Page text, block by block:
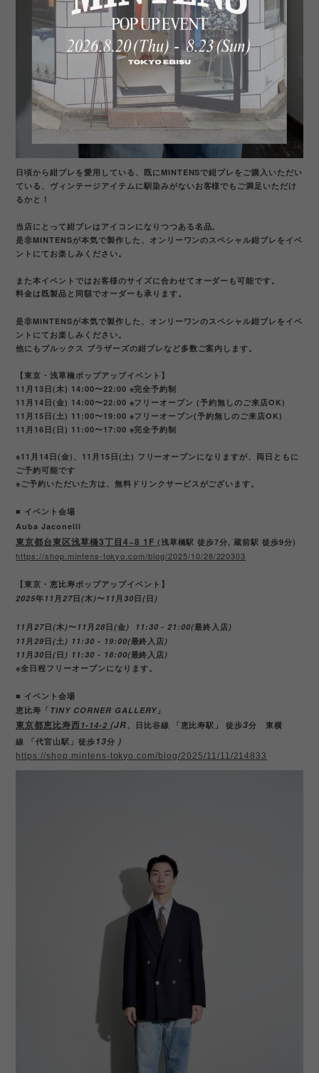
日頃から紺ブレを愛用している、既にMINTENSで紺ブレをご購入いただい
ている、ヴィンテージアイテムに馴染みがないお客様でもご満足いただけ
るかと！
当店にとって紺ブレはアイコンになりつつある名品。
是非MINTENSが本気で製作した、オンリーワンのスペシャル紺ブレをイベ
ントにてお楽しみください。
また本イベントではお客様のサイズに合わせてオーダーも可能です。
料金は既製品と同額でオーダーも承ります。
是非MINTENSが本気で製作した、オンリーワンのスペシャル紺ブレをイベ
ントにてお楽しみください。
他にもブルックス ブラザーズの紺ブレなど多数ご案内します。
【東京・浅草橋ポップアップイベント】
11月13日(木) 14:00〜22:00 ※完全予約制
11月14日(金) 14:00〜22:00 ※フリーオープン (予約無しのご来店OK)
11月15日(土) 11:00〜19:00 ※フリーオープン(予約無しのご来店OK)
11月16日(日) 11:00〜17:00 ※完全予約制
※11月14日(金)、11月15日(土) フリーオープンになりますが、両日ともに
ご予約可能です
※ご予約いただいた方は、無料ドリンクサービスがございます。
■ イベント会場
Auba Jaconelli
東京都台東区浅草橋3丁目4−8 1F (浅草橋駅 徒歩7分, 蔵前駅 徒歩9分)
https://shop.mintens-tokyo.com/blog/2025/10/28/220303
【東京・恵比寿ポップアップイベント】
2025年11 月27日(木)〜11 月 30 日( 日 )
11 月27日(木)〜11 月 28 日(金) 11:30 - 21:00(最終入店)
11 月29 日(土 ) 11:30 - 19:00(最終入店)
11 月30 日( 日 ) 11:30 - 18:00(最終入店)
※全日程フリーオープンになります。
■ イベント会場
恵比寿「 TINY CORNER GALLERY」
東京都恵比寿西1-14-2 (JR 、日比谷線 「恵比寿駅」 徒歩3分 東横
線
「代官山駅」徒歩13分 )
https://shop.mintens-tokyo.com/blog/2025/11/11/214833